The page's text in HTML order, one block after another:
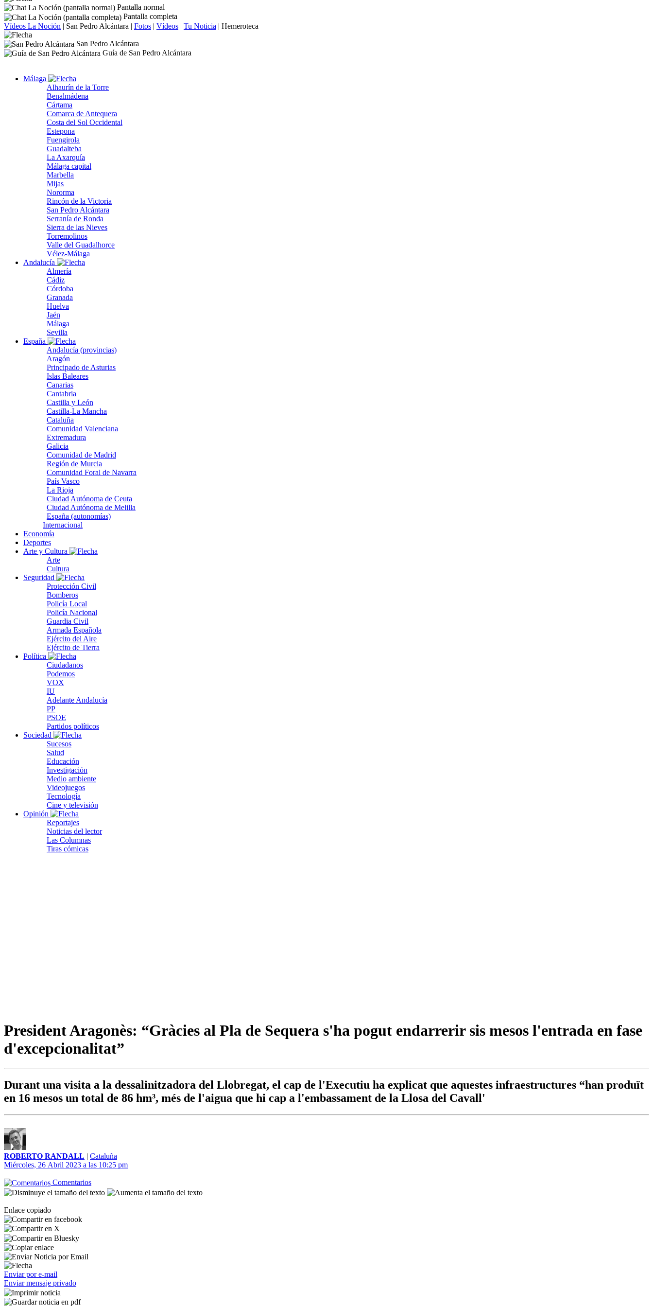
Pantalla normal
Pantalla completa
Vídeos La Noción | San Pedro Alcántara | Fotos | Vídeos | Tu Noticia | Hemeroteca
San Pedro Alcántara
Guía de San Pedro Alcántara
Málaga
Alhaurín de la Torre
Benalmádena
Cártama
Comarca de Antequera
Costa del Sol Occidental
Estepona
Fuengirola
Guadalteba
La Axarquía
Málaga capital
Marbella
Mijas
Nororma
Rincón de la Victoria
San Pedro Alcántara
Serranía de Ronda
Sierra de las Nieves
Torremolinos
Valle del Guadalhorce
Vélez-Málaga
Andalucía
Almería
Cádiz
Córdoba
Granada
Huelva
Jaén
Málaga
Sevilla
España
Andalucía (provincias)
Aragón
Principado de Asturias
Islas Baleares
Canarias
Cantabria
Castilla y León
Castilla-La Mancha
Cataluña
Comunidad Valenciana
Extremadura
Galicia
Comunidad de Madrid
Región de Murcia
Comunidad Foral de Navarra
País Vasco
La Rioja
Ciudad Autónoma de Ceuta
Ciudad Autónoma de Melilla
España (autonomías)
Internacional
Economía
Deportes
Arte y Cultura
Arte
Cultura
Seguridad
Protección Civil
Bomberos
Policía Local
Policía Nacional
Guardia Civil
Armada Española
Ejército del Aire
Ejército de Tierra
Política
Ciudadanos
Podemos
VOX
IU
Adelante Andalucía
PP
PSOE
Partidos políticos
Sociedad
Sucesos
Salud
Educación
Investigación
Medio ambiente
Videojuegos
Tecnología
Cine y televisión
Opinión
Reportajes
Noticias del lector
Las Columnas
Tiras cómicas
President Aragonès: “Gràcies al Pla de Sequera s'ha pogut endarrerir sis mesos l'entrada en fase
d'excepcionalitat”
Durant una visita a la dessalinitzadora del Llobregat, el cap de l'Executiu ha explicat que aquestes infraestructures “han produït
en 16 mesos un total de 86 hm³, més de l'aigua que hi cap a l'embassament de la Llosa del Cavall'
ROBERTO RANDALL | Cataluña
Miércoles, 26 Abril 2023 a las 10:25 pm
Comentarios
Enlace copiado
Enviar por e-mail
Enviar mensaje privado